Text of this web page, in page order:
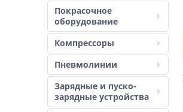
Покрасочное
оборудование
Компрессоры
Пневмолинии
Зарядные и пуско-
зарядные устройства